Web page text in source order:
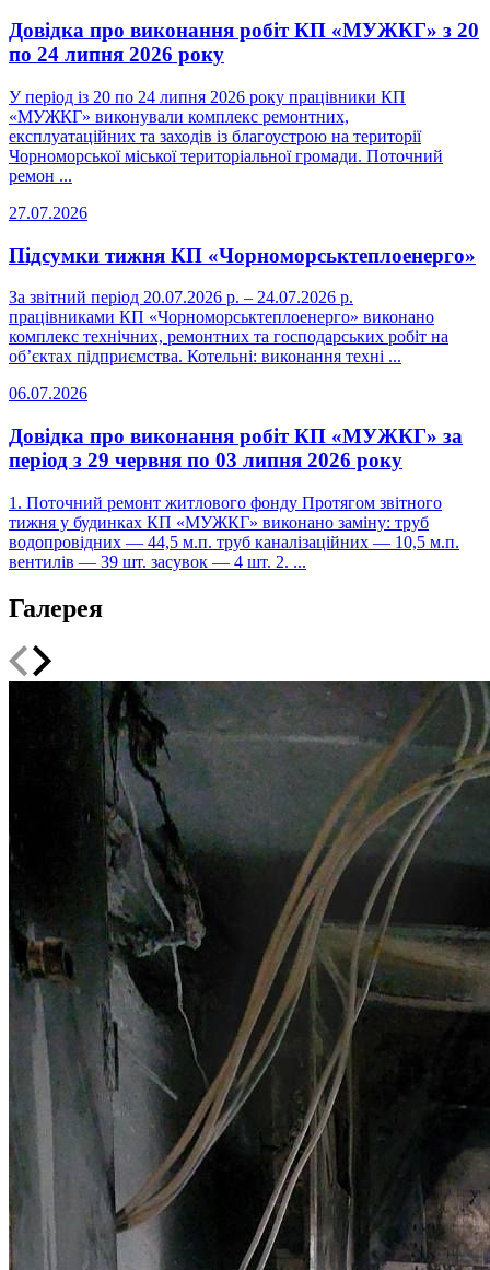
Довідка про виконання робіт КП «МУЖКГ» з 20
по 24 липня 2026 року
У період із 20 по 24 липня 2026 року працівники КП
«МУЖКГ» виконували комплекс ремонтних,
експлуатаційних та заходів із благоустрою на території
Чорноморської міської територіальної громади. Поточний
ремон ...
27.07.2026
Підсумки тижня КП «Чорноморськтеплоенерго»
За звітний період 20.07.2026 р. – 24.07.2026 р.
працівниками КП «Чорноморськтеплоенерго» виконано
комплекс технічних, ремонтних та господарських робіт на
об’єктах підприємства. Котельні: виконання техні ...
06.07.2026
Довідка про виконання робіт КП «МУЖКГ» за
період з 29 червня по 03 липня 2026 року
1. Поточний ремонт житлового фонду Протягом звітного
тижня у будинках КП «МУЖКГ» виконано заміну: труб
водопровідних — 44,5 м.п. труб каналізаційних — 10,5 м.п.
вентилів — 39 шт. засувок — 4 шт. 2. ...
Галерея